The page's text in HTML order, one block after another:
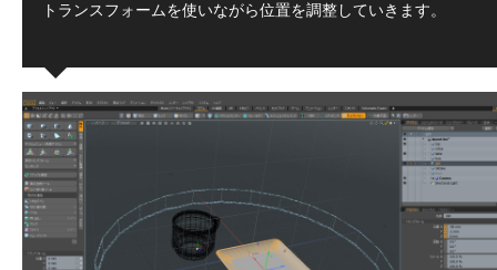
トランスフォームを使いながら位置を調整していきます。